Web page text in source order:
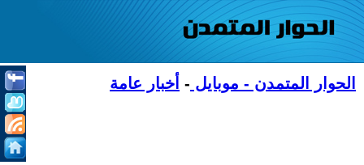
الحوار المتمدن - موبايل - أخبار عامة